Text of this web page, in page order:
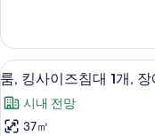
진
모
두
보
자
세
히
보
기
사
진
모
두
보
즈
침
대
2
개
자
룸,
킹
사
5
룸, 킹사이즈침대 1개,
시내 전망
37㎡